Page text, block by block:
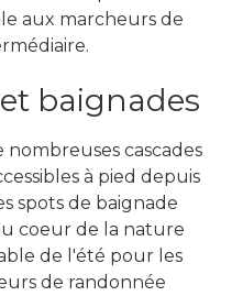
aux marcheurs de
baignades
nombreuses cascades
à pied depuis
spots de baignade
coeur de la nature
de l'été pour les
de randonnée